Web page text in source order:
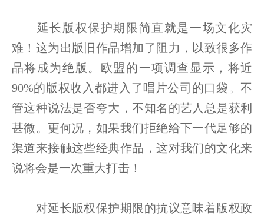
延长版权保护期限简直就是一场文化灾
难！这为出版旧作品增加了阻力，以致很多作
品将成为绝版。欧盟的一项调查显示，将近
90%的版权收入都进入了唱片公司的口袋。不
管这种说法是否夸大，不知名的艺人总是获利
甚微。更何况，如果我们拒绝给下一代足够的
渠道来接触这些经典作品，这对我们的文化来
说将会是一次重大打击！
对延长版权保护期限的抗议意味着版权政